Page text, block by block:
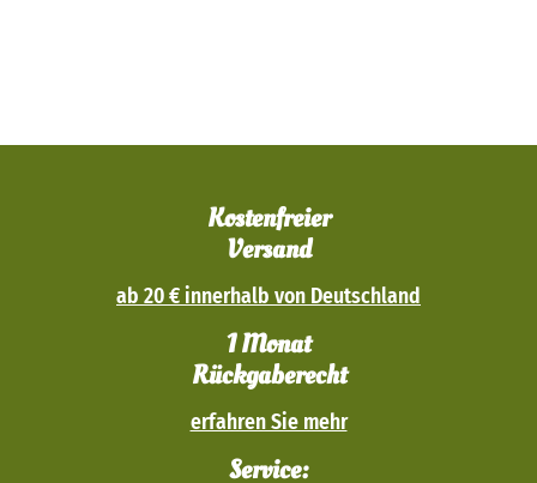
Kostenfreier
Versand
ab 20 € innerhalb von Deutschland
1 Monat
Rückgaberecht
erfahren Sie mehr
Service: